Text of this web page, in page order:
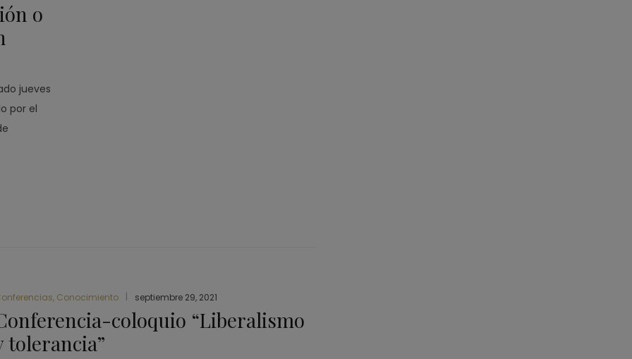
o
jueves
por el
, Conocimiento septiembre 29, 2021
coloquio “Liberalismo
tolerancia”